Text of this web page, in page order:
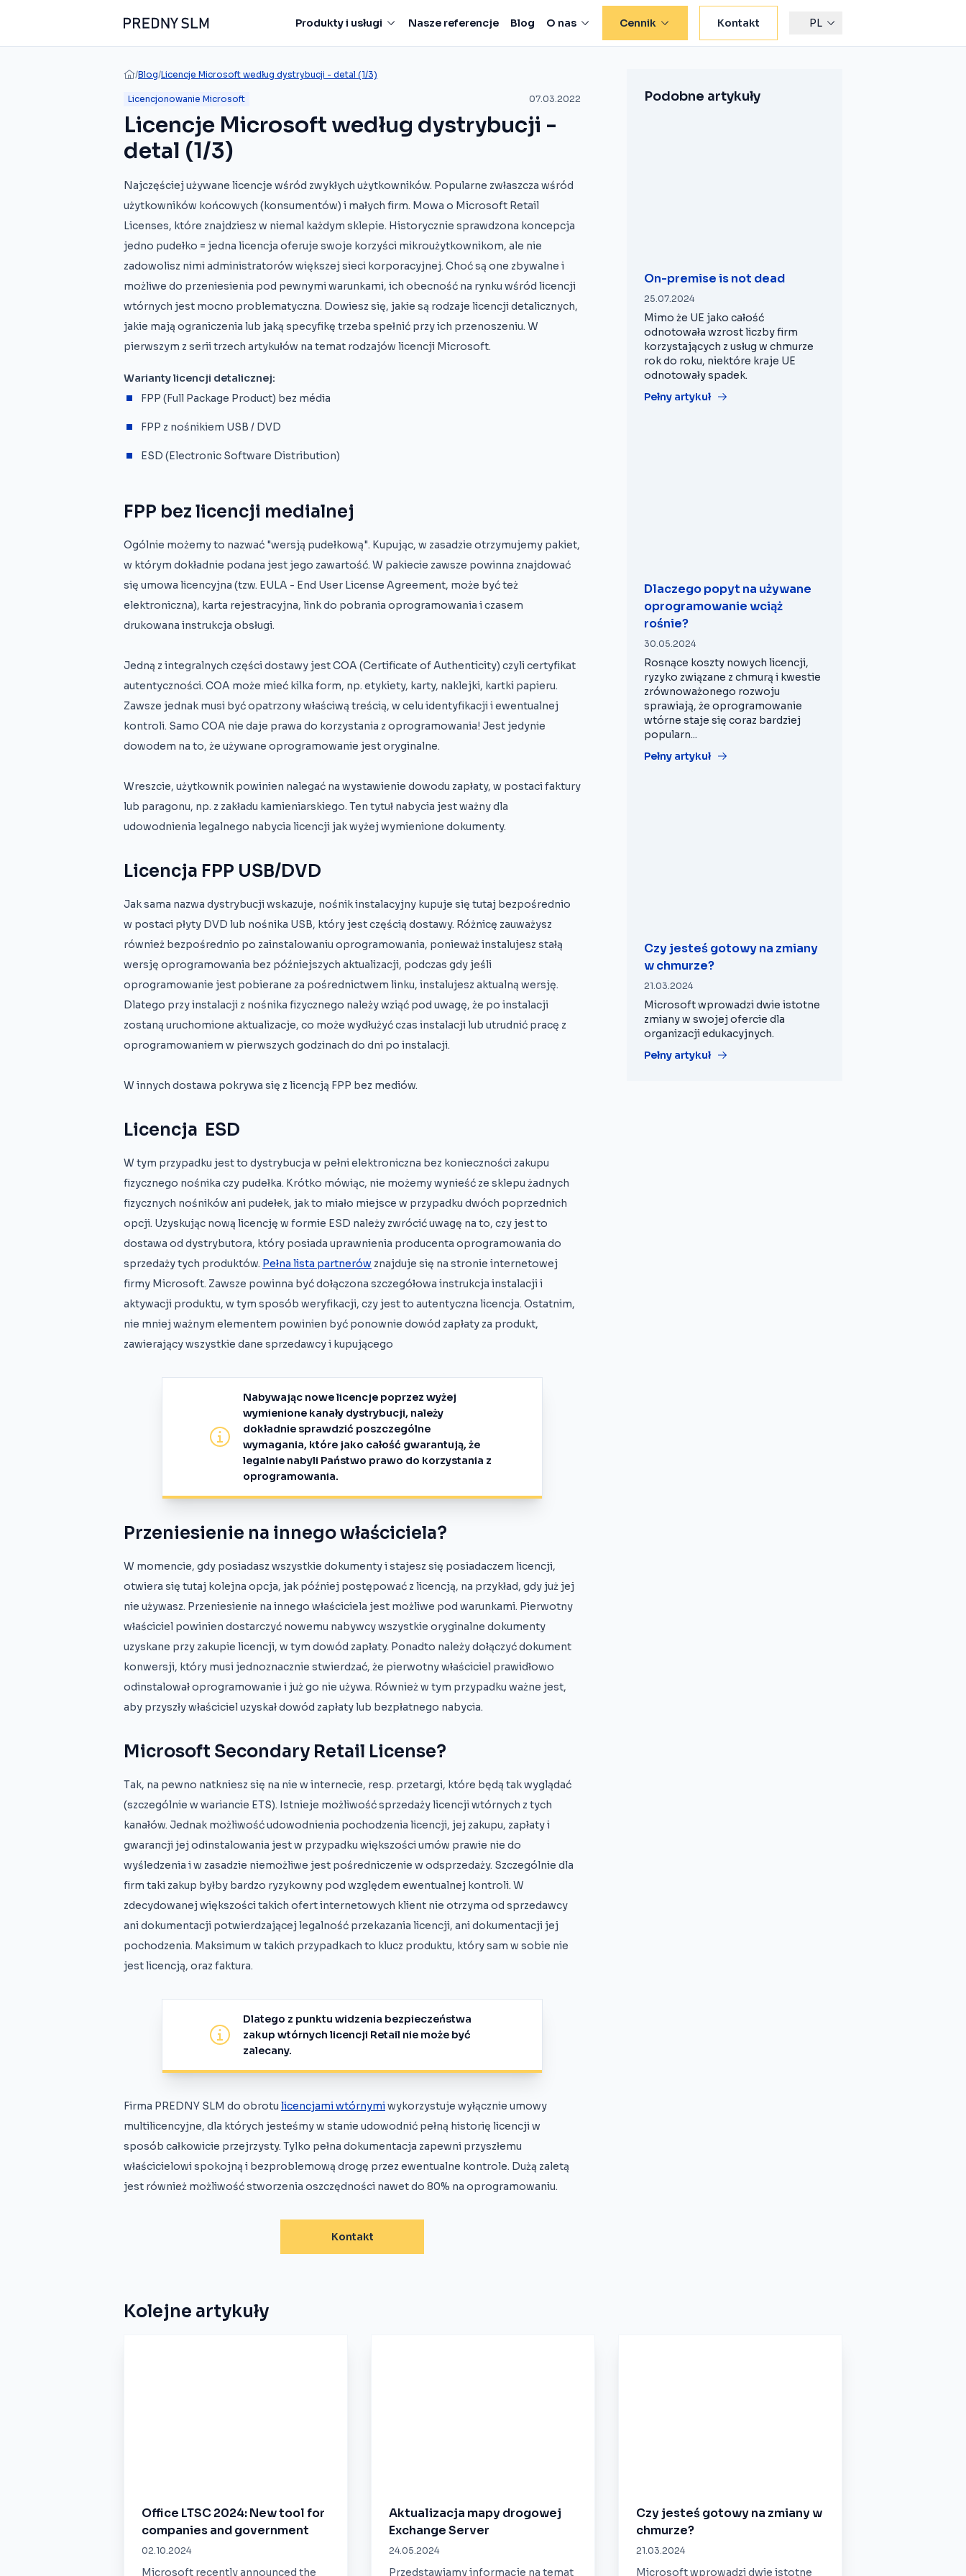
Produkty i usługi Nasze referencje Blog O nas Cennik Kontakt PL
/Blog/Licencje Microsoft według dystrybucji - detal (1/3)
Licencjonowanie Microsoft 07.03.2022
Licencje Microsoft według dystrybucji -
detal (1/3)
Najczęściej używane licencje wśród zwykłych użytkowników. Popularne zwłaszcza wśród
użytkowników końcowych (konsumentów) i małych firm. Mowa o Microsoft Retail
Licenses, które znajdziesz w niemal każdym sklepie. Historycznie sprawdzona koncepcja
jedno pudełko = jedna licencja oferuje swoje korzyści mikroużytkownikom, ale nie
zadowolisz nimi administratorów większej sieci korporacyjnej. Choć są one zbywalne i
możliwe do przeniesienia pod pewnymi warunkami, ich obecność na rynku wśród licencji
wtórnych jest mocno problematyczna. Dowiesz się, jakie są rodzaje licencji detalicznych,
jakie mają ograniczenia lub jaką specyfikę trzeba spełnić przy ich przenoszeniu. W
pierwszym z serii trzech artykułów na temat rodzajów licencji Microsoft.
Warianty licencji detalicznej:
FPP (Full Package Product) bez média
FPP z nośnikiem USB / DVD
ESD (Electronic Software Distribution)
FPP bez licencji medialnej
Ogólnie możemy to nazwać "wersją pudełkową". Kupując, w zasadzie otrzymujemy pakiet,
w którym dokładnie podana jest jego zawartość. W pakiecie zawsze powinna znajdować
się umowa licencyjna (tzw. EULA - End User License Agreement, może być też
elektroniczna), karta rejestracyjna, link do pobrania oprogramowania i czasem
drukowana instrukcja obsługi.
Jedną z integralnych części dostawy jest COA (Certificate of Authenticity) czyli certyfikat
autentyczności. COA może mieć kilka form, np. etykiety, karty, naklejki, kartki papieru.
Zawsze jednak musi być opatrzony właściwą treścią, w celu identyfikacji i ewentualnej
kontroli. Samo COA nie daje prawa do korzystania z oprogramowania! Jest jedynie
dowodem na to, że używane oprogramowanie jest oryginalne.
Wreszcie, użytkownik powinien nalegać na wystawienie dowodu zapłaty, w postaci faktury
lub paragonu, np. z zakładu kamieniarskiego. Ten tytuł nabycia jest ważny dla
udowodnienia legalnego nabycia licencji jak wyżej wymienione dokumenty.
Licencja FPP USB/DVD
Jak sama nazwa dystrybucji wskazuje, nośnik instalacyjny kupuje się tutaj bezpośrednio
w postaci płyty DVD lub nośnika USB, który jest częścią dostawy. Różnicę zauważysz
również bezpośrednio po zainstalowaniu oprogramowania, ponieważ instalujesz stałą
wersję oprogramowania bez późniejszych aktualizacji, podczas gdy jeśli
oprogramowanie jest pobierane za pośrednictwem linku, instalujesz aktualną wersję.
Dlatego przy instalacji z nośnika fizycznego należy wziąć pod uwagę, że po instalacji
zostaną uruchomione aktualizacje, co może wydłużyć czas instalacji lub utrudnić pracę z
oprogramowaniem w pierwszych godzinach do dni po instalacji.
W innych dostawa pokrywa się z licencją FPP bez mediów.
Licencja ESD
W tym przypadku jest to dystrybucja w pełni elektroniczna bez konieczności zakupu
fizycznego nośnika czy pudełka. Krótko mówiąc, nie możemy wynieść ze sklepu żadnych
fizycznych nośników ani pudełek, jak to miało miejsce w przypadku dwóch poprzednich
opcji. Uzyskując nową licencję w formie ESD należy zwrócić uwagę na to, czy jest to
dostawa od dystrybutora, który posiada uprawnienia producenta oprogramowania do
sprzedaży tych produktów. Pełna lista partnerów znajduje się na stronie internetowej
firmy Microsoft. Zawsze powinna być dołączona szczegółowa instrukcja instalacji i
aktywacji produktu, w tym sposób weryfikacji, czy jest to autentyczna licencja. Ostatnim,
nie mniej ważnym elementem powinien być ponownie dowód zapłaty za produkt,
zawierający wszystkie dane sprzedawcy i kupującego
Nabywając nowe licencje poprzez wyżej
wymienione kanały dystrybucji, należy
dokładnie sprawdzić poszczególne
wymagania, które jako całość gwarantują, że
legalnie nabyli Państwo prawo do korzystania z
oprogramowania.
Przeniesienie na innego właściciela?
W momencie, gdy posiadasz wszystkie dokumenty i stajesz się posiadaczem licencji,
otwiera się tutaj kolejna opcja, jak później postępować z licencją, na przykład, gdy już jej
nie używasz. Przeniesienie na innego właściciela jest możliwe pod warunkami. Pierwotny
właściciel powinien dostarczyć nowemu nabywcy wszystkie oryginalne dokumenty
uzyskane przy zakupie licencji, w tym dowód zapłaty. Ponadto należy dołączyć dokument
konwersji, który musi jednoznacznie stwierdzać, że pierwotny właściciel prawidłowo
odinstalował oprogramowanie i już go nie używa. Również w tym przypadku ważne jest,
aby przyszły właściciel uzyskał dowód zapłaty lub bezpłatnego nabycia.
Microsoft Secondary Retail License?
Tak, na pewno natkniesz się na nie w internecie, resp. przetargi, które będą tak wyglądać
(szczególnie w wariancie ETS). Istnieje możliwość sprzedaży licencji wtórnych z tych
kanałów. Jednak możliwość udowodnienia pochodzenia licencji, jej zakupu, zapłaty i
gwarancji jej odinstalowania jest w przypadku większości umów prawie nie do
wyśledzenia i w zasadzie niemożliwe jest pośredniczenie w odsprzedaży. Szczególnie dla
firm taki zakup byłby bardzo ryzykowny pod względem ewentualnej kontroli. W
zdecydowanej większości takich ofert internetowych klient nie otrzyma od sprzedawcy
ani dokumentacji potwierdzającej legalność przekazania licencji, ani dokumentacji jej
pochodzenia. Maksimum w takich przypadkach to klucz produktu, który sam w sobie nie
jest licencją, oraz faktura.
Dlatego z punktu widzenia bezpieczeństwa
zakup wtórnych licencji Retail nie może być
zalecany.
Firma PREDNY SLM do obrotu licencjami wtórnymiwykorzystuje wyłącznie umowy
multilicencyjne, dla których jesteśmy w stanie udowodnić pełną historię licencji w
sposób całkowicie przejrzysty. Tylko pełna dokumentacja zapewni przyszłemu
właścicielowi spokojną i bezproblemową drogę przez ewentualne kontrole. Dużą zaletą
jest również możliwość stworzenia oszczędności nawet do 80% na oprogramowaniu.
Kontakt
Podobne artykuły
On-premise is not dead
25.07.2024
Mimo że UE jako całość
odnotowała wzrost liczby firm
korzystających z usług w chmurze
rok do roku, niektóre kraje UE
odnotowały spadek.
Pełny artykuł
Dlaczego popyt na używane
oprogramowanie wciąż
rośnie?
30.05.2024
Rosnące koszty nowych licencji,
ryzyko związane z chmurą i kwestie
zrównoważonego rozwoju
sprawiają, że oprogramowanie
wtórne staje się coraz bardziej
popularn...
Pełny artykuł
Czy jesteś gotowy na zmiany
w chmurze?
21.03.2024
Microsoft wprowadzi dwie istotne
zmiany w swojej ofercie dla
organizacji edukacyjnych.
Pełny artykuł
Kolejne artykuły
Office LTSC 2024: New tool for
companies and government
02.10.2024
Microsoft recently announced the
Aktualizacja mapy drogowej
Exchange Server
24.05.2024
Przedstawiamy informacje na temat
Czy jesteś gotowy na zmiany w
chmurze?
21.03.2024
Microsoft wprowadzi dwie istotne